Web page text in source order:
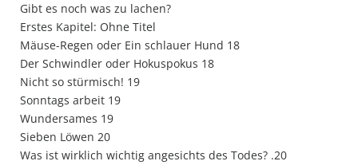
Gibt es noch was zu lachen?
Erstes Kapitel: Ohne Titel
Mäuse-Regen oder Ein schlauer Hund 18
Der Schwindler oder Hokuspokus 18
Nicht so stürmisch! 19
Sonntags arbeit 19
Wundersames 19
Sieben Löwen 20
Was ist wirklich wichtig angesichts des Todes? .20